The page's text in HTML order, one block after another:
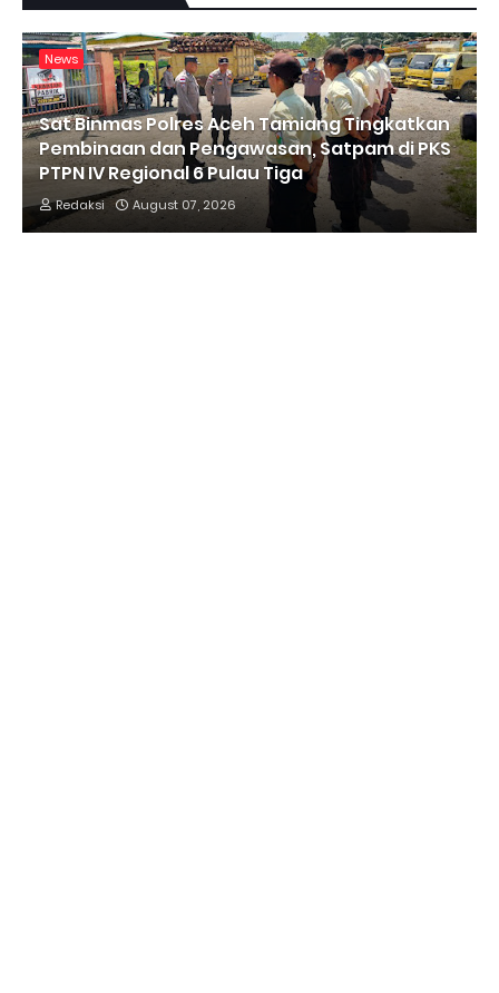
News
Sat Binmas Polres Aceh Tamiang Tingkatkan
Pembinaan dan Pengawasan, Satpam di PKS
PTPN IV Regional 6 Pulau Tiga
Redaksi August 07, 2026